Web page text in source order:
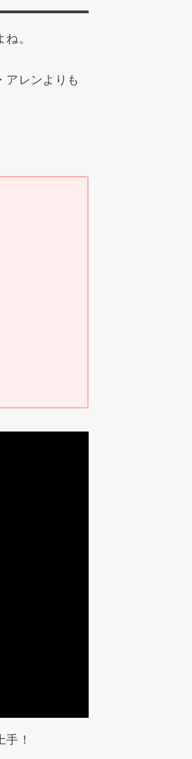
。
アレンよりも
！